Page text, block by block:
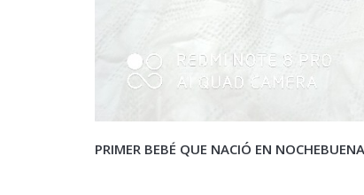
PRIMER BEBÉ QUE NACIÓ EN